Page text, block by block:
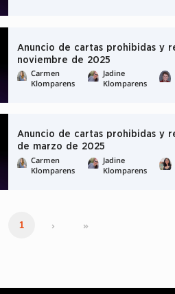
Anuncio de cartas prohibidas y
noviembre de 2025
Carmen
Klomparens
Jadine
Klomparens
Anuncio de cartas prohibidas y
de marzo de 2025
Carmen
Klomparens
Jadine
Klomparens
1 › »